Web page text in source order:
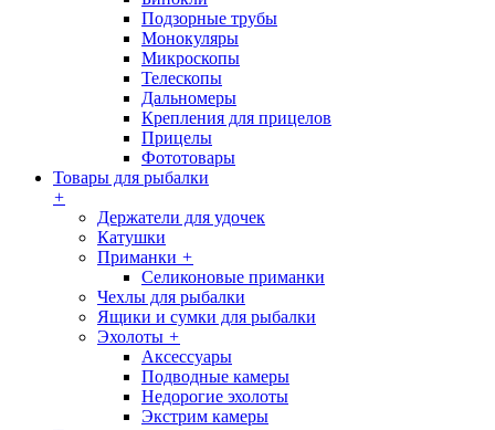
Подзорные трубы
Монокуляры
Микроскопы
Телескопы
Дальномеры
Крепления для прицелов
Прицелы
Фототовары
Товары для рыбалки
+
Держатели для удочек
Катушки
Приманки +
Селиконовые приманки
Чехлы для рыбалки
Ящики и сумки для рыбалки
Эхолоты +
Аксессуары
Подводные камеры
Недорогие эхолоты
Экстрим камеры